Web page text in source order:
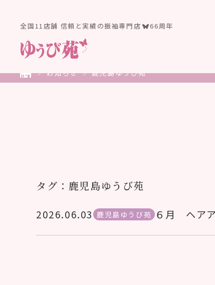
全国11店舗 信頼と実績の振袖専門店 66周年
お知らせ 鹿児島ゆうび苑
タグ：鹿児島ゆうび苑
2026.06.03 鹿児島ゆうび苑 ６月 ヘア